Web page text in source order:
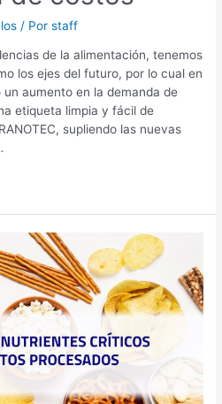
/ Porstaff
de la alimentación, tenemos
los ejes del futuro, por lo cual en
aumento en la demanda de
etiqueta limpia y fácil de
supliendo las nuevas